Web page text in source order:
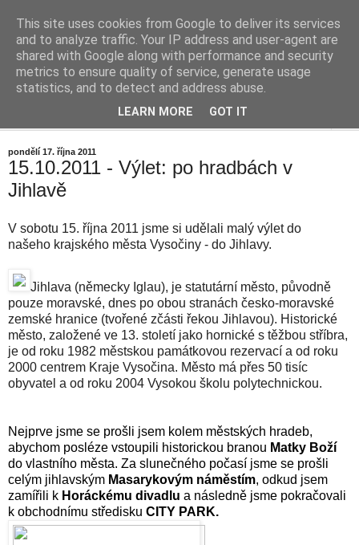
Cestičky blog
... okolo vesničky (aneb mrňavý Internetový deníček)
pondělí 17. října 2011
15.10.2011 - Výlet: po hradbách v
Jihlavě
V sobotu 15. října 2011 jsme si udělali malý výlet do
našeho krajského města Vysočiny - do Jihlavy.
Jihlava (německy Iglau), je statutární město, původně
pouze moravské, dnes po obou stranách česko-moravské
zemské hranice (tvořené zčásti řekou Jihlavou). Historické
město, založené ve 13. století jako hornické s těžbou stříbra,
je od roku 1982 městskou památkovou rezervací a od roku
2000 centrem Kraje Vysočina. Město má přes 50 tisíc
obyvatel a od roku 2004 Vysokou školu polytechnickou.
Nejprve jsme se prošli jsem kolem městských hradeb,
abychom posléze vstoupili historickou branou Matky Boží
do vlastního města. Za slunečného počasí jsme se prošli
celým jihlavským Masarykovým náměstím, odkud jsem
zamířili k Horáckému divadlu a následně jsme pokračovali
k obchodnímu středisku CITY PARK.
This site uses cookies from Google to deliver its services
and to analyze traffic. Your IP address and user-agent are
shared with Google along with performance and security
metrics to ensure quality of service, generate usage
statistics, and to detect and address abuse.
LEARN MORE GOT IT